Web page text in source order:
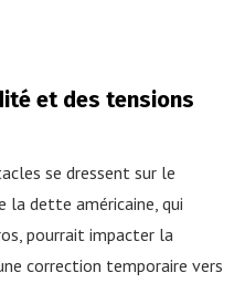
et des tensions
se dressent sur le
la dette américaine, qui
pourrait impacter la
correction temporaire vers